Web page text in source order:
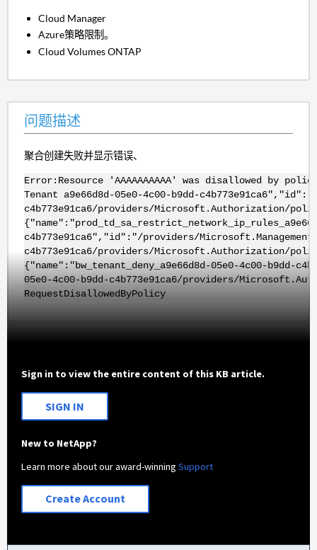
Cloud Manager
Azure策略限制。
Cloud Volumes ONTAP
问题描述
聚合创建失败并显示错误、
Error:Resource 'AAAAAAAAAA' was disallowed by
Tenant a9e66d8d-05e0-4c00-b9dd-
c4b773e91ca6/providers/Microsoft.Authorization/
c4b773e91ca6","id":"/providers/Microsoft.Management/
c4b773e91ca6/providers/Microsoft.Authorization/
{"name":"bw_tenant_deny_a9e66d8d-05e0-4c00-b9dd-
05e0-4c00-b9dd-c4b773e91ca6/providers/
RequestDisallowedByPolicy
Sign in to view the entire content of this KB article.
SIGN IN
New to NetApp?
Learn more about our award-winningSupport
Create Account